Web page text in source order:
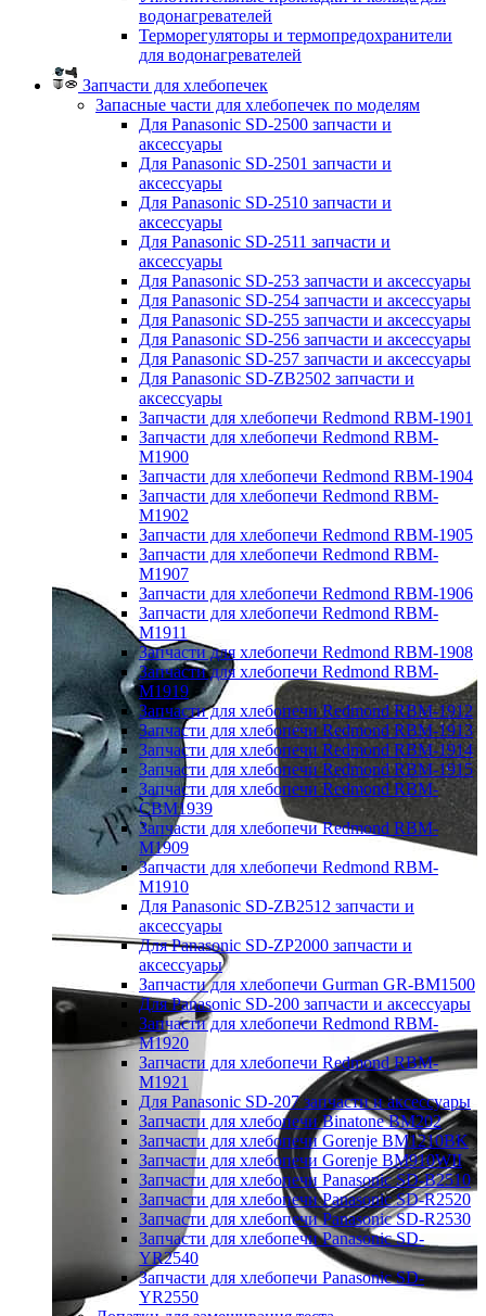
водонагревателей
Терморегуляторы и термопредохранители
для водонагревателей
Запчасти для хлебопечек
Запасные части для хлебопечек по моделям
Для Panasonic SD-2500 запчасти и
аксессуары
Для Panasonic SD-2501 запчасти и
аксессуары
Для Panasonic SD-2510 запчасти и
аксессуары
Для Panasonic SD-2511 запчасти и
аксессуары
Для Panasonic SD-253 запчасти и аксессуары
Для Panasonic SD-254 запчасти и аксессуары
Для Panasonic SD-255 запчасти и аксессуары
Для Panasonic SD-256 запчасти и аксессуары
Для Panasonic SD-257 запчасти и аксессуары
Для Panasonic SD-ZB2502 запчасти и
аксессуары
Запчасти для хлебопечи Redmond RBM-1901
Запчасти для хлебопечи Redmond RBM-
M1900
Запчасти для хлебопечи Redmond RBM-1904
Запчасти для хлебопечи Redmond RBM-
M1902
Запчасти для хлебопечи Redmond RBM-1905
Запчасти для хлебопечи Redmond RBM-
M1907
Запчасти для хлебопечи Redmond RBM-1906
Запчасти для хлебопечи Redmond RBM-
M1911
Запчасти для хлебопечи Redmond RBM-1908
Запчасти для хлебопечи Redmond RBM-
M1919
Запчасти для хлебопечи Redmond RBM-1912
Запчасти для хлебопечи Redmond RBM-1913
Запчасти для хлебопечи Redmond RBM-1914
Запчасти для хлебопечи Redmond RBM-1915
Запчасти для хлебопечи Redmond RBM-
CBM1939
Запчасти для хлебопечи Redmond RBM-
M1909
Запчасти для хлебопечи Redmond RBM-
M1910
Для Panasonic SD-ZB2512 запчасти и
аксессуары
Для Panasonic SD-ZP2000 запчасти и
аксессуары
Запчасти для хлебопечи Gurman GR-BM1500
Для Panasonic SD-200 запчасти и аксессуары
Запчасти для хлебопечи Redmond RBM-
M1920
Запчасти для хлебопечи Redmond RBM-
M1921
Для Panasonic SD-207 запчасти и аксессуары
Запчасти для хлебопечи Binatone BM202
Запчасти для хлебопечи Gorenje BM1210BK
Запчасти для хлебопечи Gorenje BM910WII
Запчасти для хлебопечи Panasonic SD-B2510
Запчасти для хлебопечи Panasonic SD-R2520
Запчасти для хлебопечи Panasonic SD-R2530
Запчасти для хлебопечи Panasonic SD-
YR2540
Запчасти для хлебопечи Panasonic SD-
YR2550